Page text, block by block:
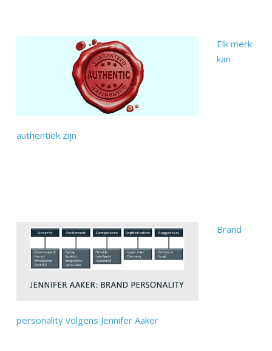
Elk merk
kan
authentiek zijn
Brand
personality volgens Jennifer Aaker